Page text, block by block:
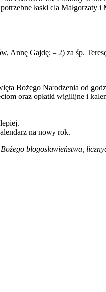
łaski dla Małgorzaty i
Annę Gajdę; – 2) za śp.
Bożego Narodzenia od
oraz opłatki wigilijne i
na nowy rok.
błogosławieństwa,